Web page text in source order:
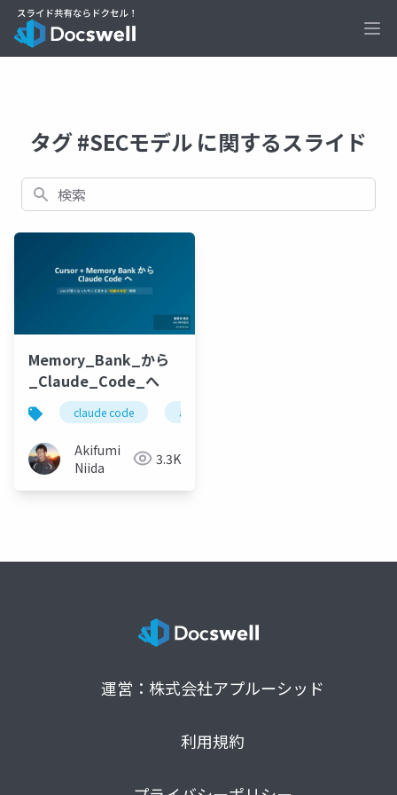
タグ #SECモデル に関するスライド
検索
Memory_Bank_から
_Claude_Code_へ
claude code ai駆動開発
Akifumi
Niida
3.3K
運営：株式会社アプルーシッド
利用規約